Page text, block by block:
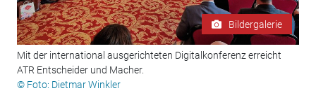
Bildergalerie
Mit der international ausgerichteten Digitalkonferenz erreicht
ATR Entscheider und Macher.
© Foto: Dietmar Winkler